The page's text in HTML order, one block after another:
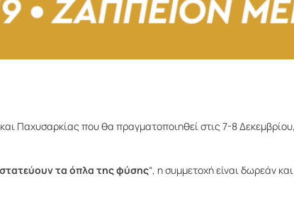
Παχυσαρκίας που θα πραγματοποιηθεί στις 7-8
τα όπλα της φύσης“, η συμμετοχή είναι δωρεάν